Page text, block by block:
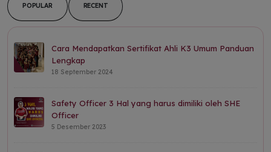
POPULAR RECENT
Cara Mendapatkan Sertifikat Ahli K3 Umum Panduan
Lengkap
18 September 2024
Safety Officer 3 Hal yang harus dimiliki oleh SHE
Officer
5 Desember 2023